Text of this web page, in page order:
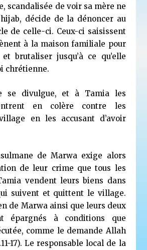
scandalisée de voir sa mère ne
décide de la dénoncer au
de celle-ci. Ceux-ci saisissent
à la maison familiale pour
brutaliser jusqu’à ce qu’elle
chrétienne.
se divulgue, et à Tamia les
en colère contre les
en les accusant d’avoir
de Marwa exige alors
de leur crime que tous les
vendent leurs biens dans
suivent et quittent le village.
de Marwa ainsi que leurs deux
épargnés à conditions que
comme le demande Allah
17). Le responsable local de la